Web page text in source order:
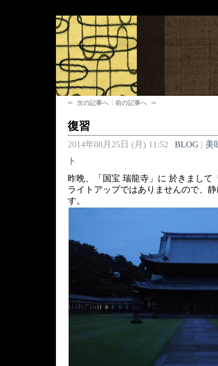
次の記事へ 前の記事へ
復習
2014年08月25日 (月) 11:52 BLOG| 美
ト
昨晩、「国宝 瑞龍寺」に 於きまして
ライトアップではありませんので、
す。